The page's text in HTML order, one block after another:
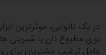
در یک نانوایی، موثرترین
بوی مطبوع نان یا شیرینی
عامل ترغیب مشتریان برای